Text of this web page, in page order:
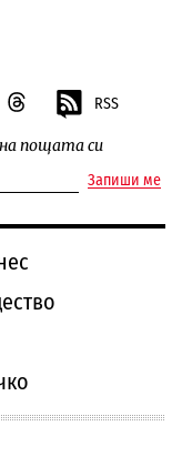
threads RSS
пощата си
Запиши ме